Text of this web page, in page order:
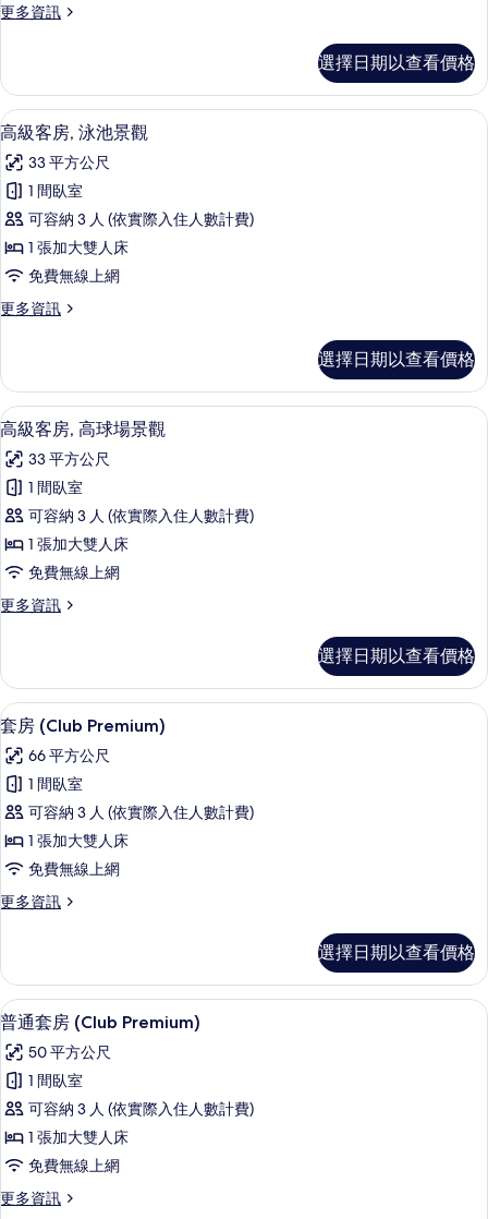
球
景
觀
的
所
有
相
片
更多資訊
更
客
房,
高
場
景
觀
的
詳
情
選擇日期以查看價格
顯
示
高
級
客
房,
池
觀
的
所
有
相
片
高級寢具、迷你吧、客房內保險箱、書
5
高級客房, 泳池景觀
33 平方公尺
1 間臥室
可容納 3 人 (依實際入住人數計費)
1 張加大雙人床
免費無線上網
更多資訊
更
客
房,
泳
景
觀
的
詳
情
選擇日期以查看價格
顯
示
高
級
客
房,
球
景
觀
的
所
有
相
片
高級寢具、迷你吧、客房內保險箱、書
5
高級客房, 高球場景觀
33 平方公尺
1 間臥室
可容納 3 人 (依實際入住人數計費)
1 張加大雙人床
免費無線上網
更多資訊
更
客
房,
高
場
景
觀
的
詳
情
選擇日期以查看價格
顯
示
套
房
(Club
Premium)
的
所
片
套房 (Club Premium) | 高級寢具、迷
4
套房 (Club Premium)
66 平方公尺
1 間臥室
可容納 3 人 (依實際入住人數計費)
1 張加大雙人床
免費無線上網
更多資訊
更
(Club
Premium)
的
詳
情
選擇日期以查看價格
顯
示
普
通
套
房
(Club
Premium)
高級寢具、迷你吧、客房內保險箱、書
6
普通套房 (Club Premium)
50 平方公尺
1 間臥室
可容納 3 人 (依實際入住人數計費)
1 張加大雙人床
免費無線上網
更多資訊
更